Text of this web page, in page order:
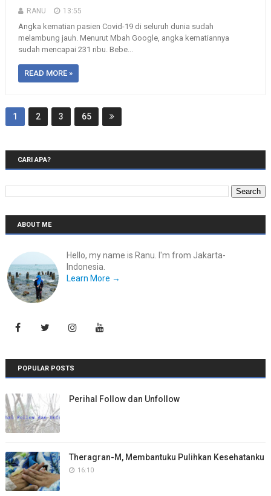
RANU 13:55
Angka kematian pasien Covid-19 di seluruh dunia sudah
melambung jauh. Menurut Mbah Google, angka kematiannya
sudah mencapai 231 ribu. Bebe...
READ MORE »
1 2 3 65
CARI APA?
ABOUT ME
Hello, my name is Ranu. I'm from Jakarta-
Indonesia.
Learn More →
POPULAR POSTS
Perihal Follow dan Unfollow
Theragran-M, Membantuku Pulihkan Kesehatanku
16:10